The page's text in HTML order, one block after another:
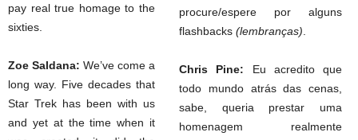
pay real true homage to the
sixties.
Zoe Saldana: We’ve come a
long way. Five decades that
Star Trek has been with us
and yet at the time when it
procure/espere por alguns
flashbacks (lembranças)
Chris Pine: Eu acredito que
todo mundo atrás das cenas,
sabe, queria prestar uma
homenagem realmente